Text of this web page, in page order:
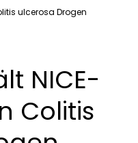
ulcerosa Drogen
NICE-
Colitis